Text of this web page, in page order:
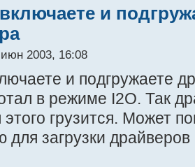
и
2003, 16:08
и подгружаете
в режиме I2O. Так
грузится. Может
для загрузки